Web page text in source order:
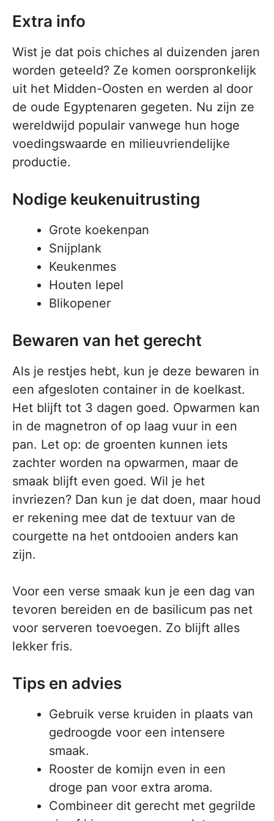
Extra info
Wist je dat pois chiches al duizenden jaren
worden geteeld? Ze komen oorspronkelijk
uit het Midden-Oosten en werden al door
de oude Egyptenaren gegeten. Nu zijn ze
wereldwijd populair vanwege hun hoge
voedingswaarde en milieuvriendelijke
productie.
Nodige keukenuitrusting
Grote koekenpan
Snijplank
Keukenmes
Houten lepel
Blikopener
Bewaren van het gerecht
Als je restjes hebt, kun je deze bewaren in
een afgesloten container in de koelkast.
Het blijft tot 3 dagen goed. Opwarmen kan
in de magnetron of op laag vuur in een
pan. Let op: de groenten kunnen iets
zachter worden na opwarmen, maar de
smaak blijft even goed. Wil je het
invriezen? Dan kun je dat doen, maar houd
er rekening mee dat de textuur van de
courgette na het ontdooien anders kan
zijn.
Voor een verse smaak kun je een dag van
tevoren bereiden en de basilicum pas net
voor serveren toevoegen. Zo blijft alles
lekker fris.
Tips en advies
Gebruik verse kruiden in plaats van
gedroogde voor een intensere
smaak.
Rooster de komijn even in een
droge pan voor extra aroma.
Combineer dit gerecht met gegrilde